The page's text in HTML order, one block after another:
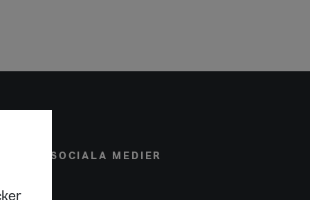
SOCIALA MEDIER